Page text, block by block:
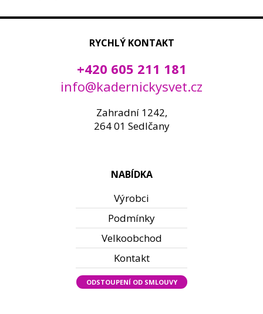
RYCHLÝ KONTAKT
+420 605 211 181
info@kadernickysvet.cz
Zahradní 1242,
264 01 Sedlčany
NABÍDKA
Výrobci
Podmínky
Velkoobchod
Kontakt
ODSTOUPENÍ OD SMLOUVY